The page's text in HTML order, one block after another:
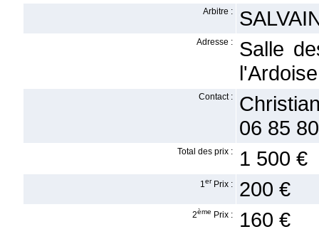
Arbitre :
Adresse :
Salle
Contact :
06 85
Total des prix : 1 500 €
1er Prix : 200 €
2ème Prix : 160 €